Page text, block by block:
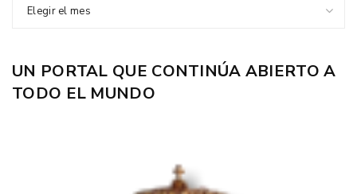
Elegir el mes
UN PORTAL QUE CONTINÚA ABIERTO A
TODO EL MUNDO